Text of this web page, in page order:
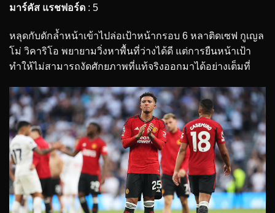
มาร์คัส แรชฟอร์ด : 5
หลุดกับดักล้ำหน้าเข้าไปล่อเป้าหน้ากรอบ 6 หลาติดเซฟ กูเญล
โม่ วิคาริโอ พยายามวิ่งหาพื้นที่ว่างได้ดี แต่การยืนหน้าเป้า
ทำให้ไม่สามารถงัดศักยภาพที่แท้จริงออกมาได้อย่างเต็มที่